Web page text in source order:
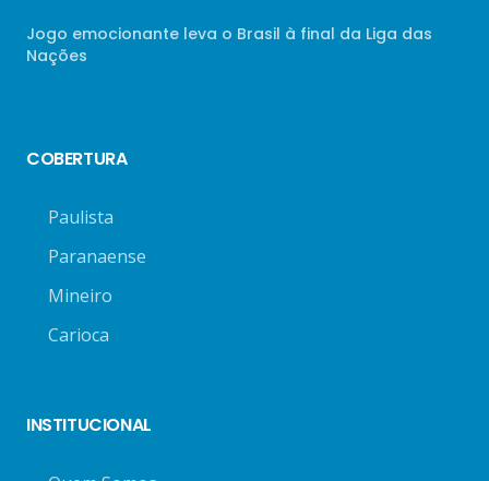
Jogo emocionante leva o Brasil à final da Liga das
Nações
COBERTURA
Paulista
Paranaense
Mineiro
Carioca
INSTITUCIONAL